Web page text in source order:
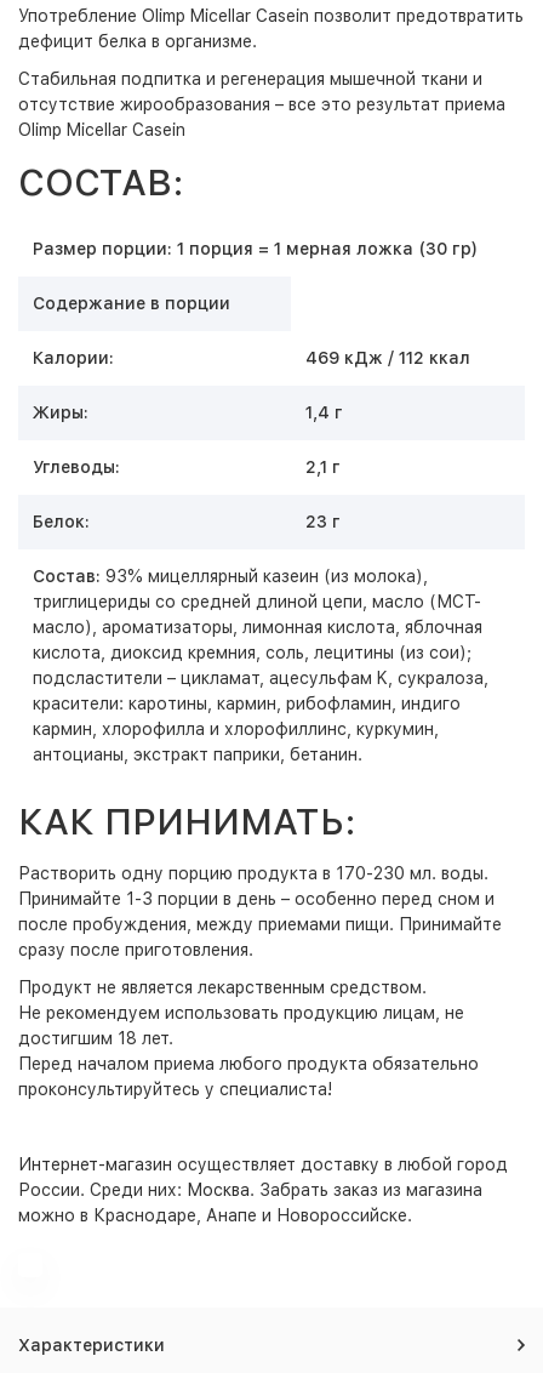
Употребление Olimp Micellar Casein позволит предотвратить
дефицит белка в организме.
Стабильная подпитка и регенерация мышечной ткани и
отсутствие жирообразования – все это результат приема
Olimp Micellar Casein
СОСТАВ:
Размер порции: 1 порция = 1 мерная ложка (30 гр)
Содержание в порции
Калории: 469 кДж / 112 ккал
Жиры: 1,4 г
Углеводы: 2,1 г
Белок: 23 г
Состав: 93% мицеллярный казеин (из молока),
триглицериды со средней длиной цепи, масло (МСТ-
масло), ароматизаторы, лимонная кислота, яблочная
кислота, диоксид кремния, соль, лецитины (из сои);
подсластители – цикламат, ацесульфам K, сукралоза,
красители: каротины, кармин, рибофламин, индиго
кармин, хлорофилла и хлорофиллинс, куркумин,
антоцианы, экстракт паприки, бетанин.
КАК ПРИНИМАТЬ:
Растворить одну порцию продукта в 170-230 мл. воды.
Принимайте 1-3 порции в день – особенно перед сном и
после пробуждения, между приемами пищи. Принимайте
сразу после приготовления.
Продукт не является лекарственным средством.
Не рекомендуем использовать продукцию лицам, не
достигшим 18 лет.
Перед началом приема любого продукта обязательно
проконсультируйтесь у специалиста!
Интернет-магазин осуществляет доставку в любой город
России. Среди них: Москва. Забрать заказ из магазина
можно в Краснодаре, Анапе и Новороссийске.
Характеристики